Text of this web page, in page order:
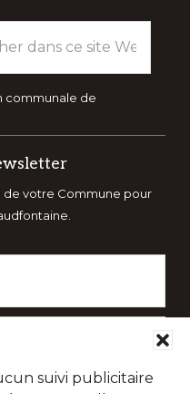
suivi publicitaire
communale de
de votre Commune pour